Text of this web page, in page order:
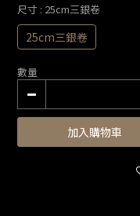
尺寸 : 25cm三銀卷
25cm三銀卷
數量
加入購物車